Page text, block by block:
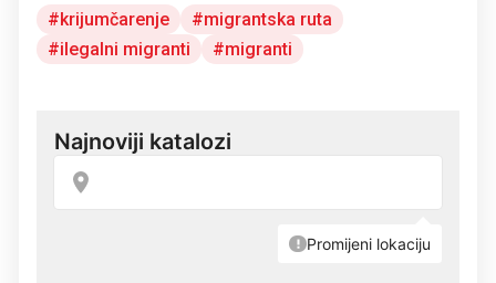
krijumčarenje
migrantska ruta
ilegalni migranti
migranti